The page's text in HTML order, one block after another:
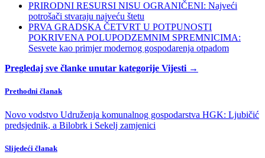
PRIRODNI RESURSI NISU OGRANIČENI: Najveći
potrošači stvaraju najveću štetu
PRVA GRADSKA ČETVRT U POTPUNOSTI
POKRIVENA POLUPODZEMNIM SPREMNICIMA:
Sesvete kao primjer modernog gospodarenja otpadom
Pregledaj sve članke unutar kategorije Vijesti →
Prethodni članak
Novo vodstvo Udruženja komunalnog gospodarstva HGK: Ljubičić
predsjednik, a Bilobrk i Sekelj zamjenici
Slijedeći članak